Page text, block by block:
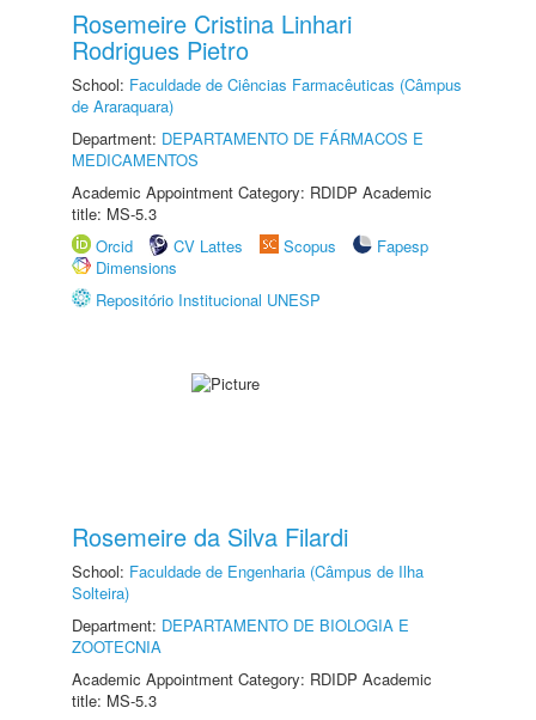
Rosemeire Cristina Linhari
Rodrigues Pietro
School: Faculdade de Ciências Farmacêuticas (Câmpus
de Araraquara)
Department: DEPARTAMENTO DE FÁRMACOS E
MEDICAMENTOS
Academic Appointment Category: RDIDP Academic
title: MS-5.3
Orcid
CV Lattes Scopus
Fapesp
Dimensions
Repositório Institucional UNESP
Rosemeire da Silva Filardi
School: Faculdade de Engenharia (Câmpus de Ilha
Solteira)
Department: DEPARTAMENTO DE BIOLOGIA E
ZOOTECNIA
Academic Appointment Category: RDIDP Academic
title: MS-5.3